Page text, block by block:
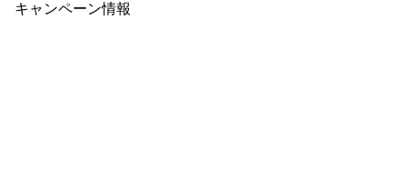
キャンペーン情報